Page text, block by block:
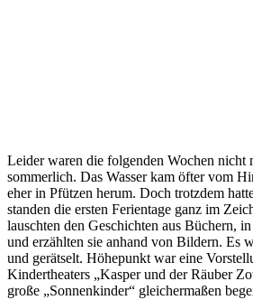
Leider waren die folgenden Wochen nicht
sommerlich. Das Wasser kam öfter vom
eher in Pfützen herum. Doch trotzdem
standen die ersten Ferientage ganz im
lauschten den Geschichten aus Büchern,
und erzählten sie anhand von Bildern. Es
und gerätselt. Höhepunkt war eine
Kindertheaters „Kasper und der Räuber
große „Sonnenkinder“ gleichermaßen